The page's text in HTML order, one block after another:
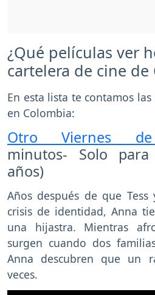
¿Qué películas ver
cartelera de cine de
En esta lista te contamos
en Colombia:
Otro Viernes
minutos- Solo
años)
Años después de que
crisis de identidad, Anna
una hijastra. Mientras
surgen cuando dos
Anna descubren que un
veces.